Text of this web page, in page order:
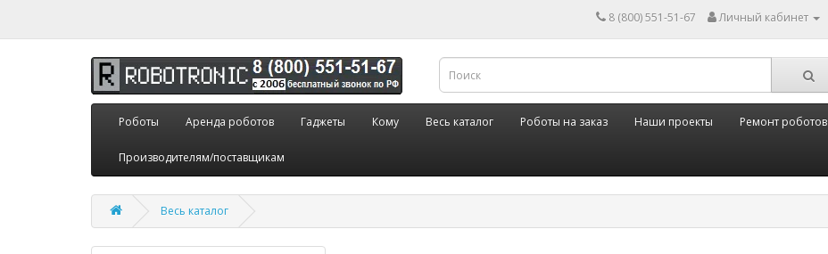
8 (800) 551-51-67 Личный кабинет
Роботы Аренда роботов Гаджеты Кому Весь каталог Роботы на заказ Наши проекты Ремонт роботов
Производителям/поставщикам
Весь каталог